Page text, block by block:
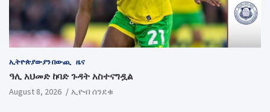
ኢትዮጵያውያን በውጪ ዜና
ዓሊ አህመድ ከባድ ጉዳት አስተናግዷል
August 8, 2026 ኢዮብ ሰንደቁ